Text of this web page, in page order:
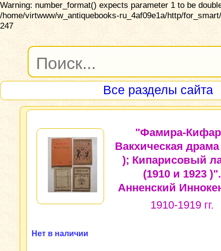
Warning: number_format() expects parameter 1 to be
/home/virtwww/w_antiquebooks-ru_4af09e1a/http/
247
Все разделы сайта
"Фамира-
Вакхическая драма
); Кипарисовый
(1910 и 1923 )".
Анненский
1910-1919 гг.
Нет в наличии